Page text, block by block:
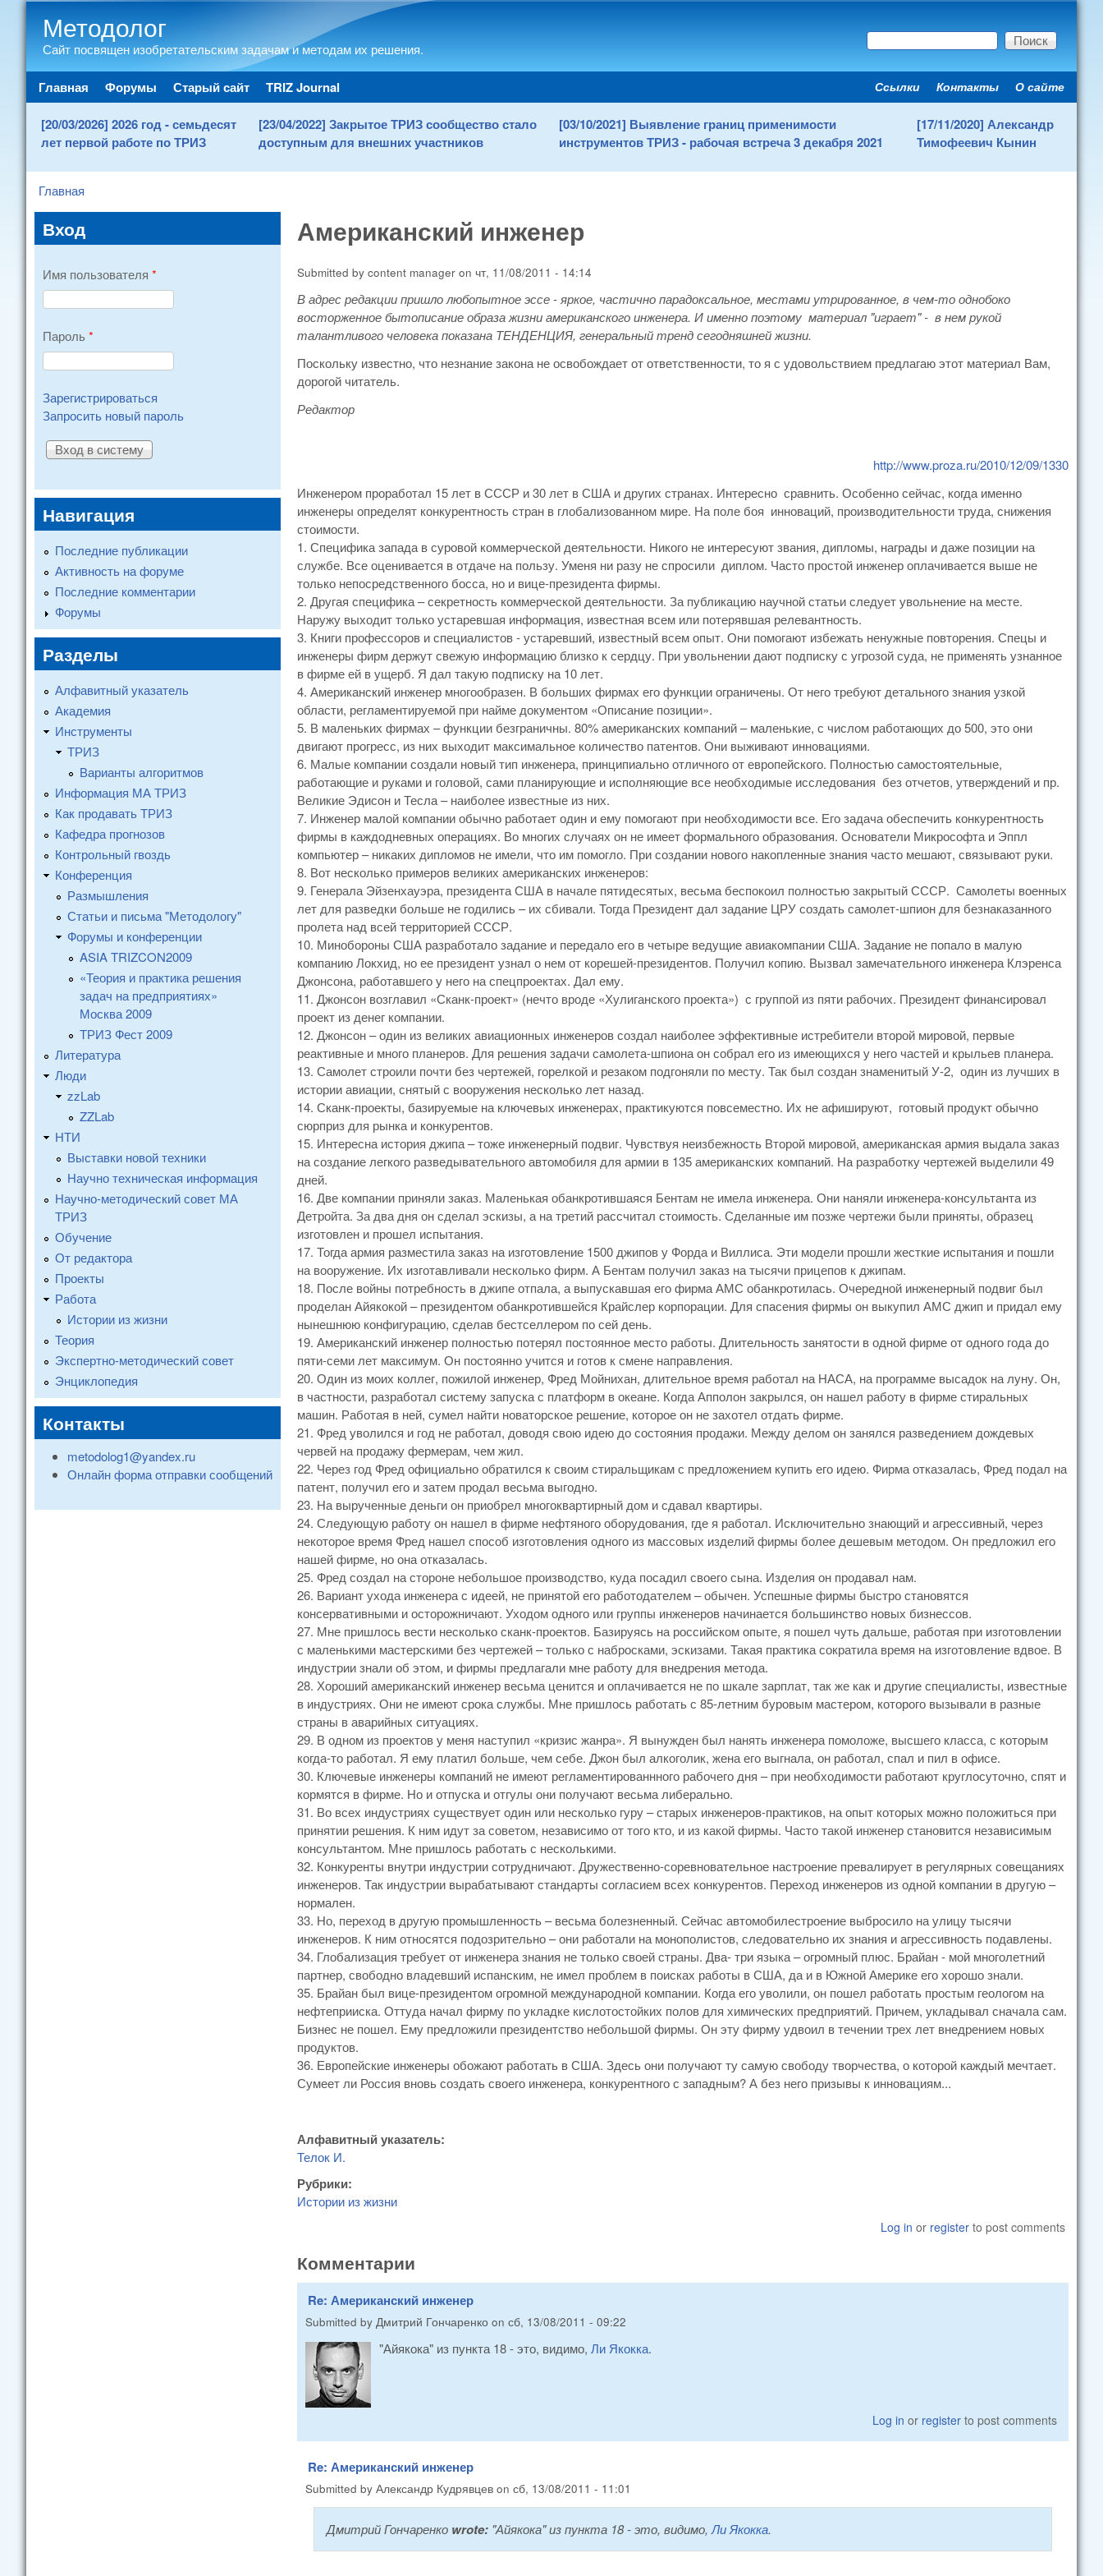
Методолог
Сайт посвящен изобретательским задачам и методам их решения. Форма поиска
Поиск
Main menu
Главная Форумы Старый сайт TRIZ Journal Secondary menu
Ссылки Контакты О сайте
[20/03/2026] 2026 год - семьдесят
лет первой работе по ТРИЗ
[23/04/2022] Закрытое ТРИЗ сообщество стало
доступным для внешних участников
[03/10/2021] Выявление границ применимости
инструментов ТРИЗ - рабочая встреча 3 декабря 2021
[17/11/2020] Александр
Тимофеевич Кынин
You are here
Главная
Американский инженер
Submitted by content manager on чт, 11/08/2011 - 14:14
В адрес редакции пришло любопытное эссе - яркое, частично парадоксальное, местами утрированное, в чем-то однобоко
восторженное бытописание образа жизни американского инженера. И именно поэтому материал "играет" - в нем рукой
талантливого человека показана ТЕНДЕНЦИЯ, генеральный тренд сегодняшней жизни.
Поскольку известно, что незнание закона не освобождает от ответственности, то я с удовольствием предлагаю этот материал Вам,
дорогой читатель.
Редактор
http://www.proza.ru/2010/12/09/1330
Инженером проработал 15 лет в СССР и 30 лет в США и других странах. Интересно сравнить. Особенно сейчас, когда именно
инженеры определят конкурентность стран в глобализованном мире. На поле боя инноваций, производительности труда, снижения
стоимости.
1. Специфика запада в суровой коммерческой деятельности. Никого не интересуют звания, дипломы, награды и даже позиции на
службе. Все оценивается в отдаче на пользу. Уменя ни разу не спросили диплом. Часто простой инженер оплачивается выше не
только непосредственного босса, но и вице-президента фирмы.
2. Другая специфика – секретность коммерческой деятельности. За публикацию научной статьи следует увольнение на месте.
Наружу выходит только устаревшая информация, известная всем или потерявшая релевантность.
3. Книги профессоров и специалистов - устаревший, известный всем опыт. Они помогают избежать ненужные повторения. Спецы и
инженеры фирм держут свежую информацию близко к сердцу. При увольнении дают подписку с угрозой суда, не применять узнанное
в фирме ей в ущерб. Я дал такую подписку на 10 лет.
4. Американский инженер многообразен. В больших фирмах его функции ограничены. От него требуют детального знания узкой
области, регламентируемой при найме документом «Описание позиции».
5. В маленьких фирмах – функции безграничны. 80% американских компаний – маленькие, с числом работающих до 500, это они
двигают прогресс, из них выходит максимальное количество патентов. Они выживают инновациями.
6. Малые компании создали новый тип инженера, принципиально отличного от европейского. Полностью самостоятельные,
работающие и руками и головой, сами планирующие и исполняющие все необходимые исследования без отчетов, утверждений и пр.
Великие Эдисон и Тесла – наиболее известные из них.
7. Инженер малой компании обычно работает один и ему помогают при необходимости все. Его задача обеспечить конкурентность
фирмы в каждодневных операциях. Во многих случаях он не имеет формального образования. Основатели Микрософта и Эппл
компьютер – никаких дипломов не имели, что им помогло. При создании нового накопленные знания часто мешают, связывают руки.
8. Вот несколько примеров великих американских инженеров:
9. Генерала Эйзенхауэра, президента США в начале пятидесятых, весьма беспокоил полностью закрытый СССР. Самолеты военных
лет для разведки больше не годились – их сбивали. Тогда Президент дал задание ЦРУ создать самолет-шпион для безнаказанного
пролета над всей территорией СССР.
10. Минобороны США разработало задание и передало его в четыре ведущие авиакомпании США. Задание не попало в малую
компанию Локхид, но ее президент узнал о нем от корешей-президентов. Получил копию. Вызвал замечательного инженера Клэренса
Джонсона, работавшего у него на спецпроектах. Дал ему.
11. Джонсон возглавил «Сканк-проект» (нечто вроде «Хулиганского проекта») с группой из пяти рабочих. Президент финансировал
проект из денег компании.
12. Джонсон – один из великих авиационных инженеров создал наиболее эффективные истребители второй мировой, первые
реактивные и много планеров. Для решения задачи самолета-шпиона он собрал его из имеющихся у него частей и крыльев планера.
13. Самолет строили почти без чертежей, горелкой и резаком подгоняли по месту. Так был создан знаменитый У-2, один из лучших в
истории авиации, снятый с вооружения несколько лет назад.
14. Сканк-проекты, базируемые на ключевых инженерах, практикуются повсеместно. Их не афишируют, готовый продукт обычно
сюрприз для рынка и конкурентов.
15. Интересна история джипа – тоже инженерный подвиг. Чувствуя неизбежность Второй мировой, американская армия выдала заказ
на создание легкого разведывательного автомобиля для армии в 135 американских компаний. На разработку чертежей выделили 49
дней.
16. Две компании приняли заказ. Маленькая обанкротившаяся Бентам не имела инженера. Они наняли инженера-консультанта из
Детройта. За два дня он сделал эскизы, а на третий рассчитал стоимость. Сделанные им позже чертежи были приняты, образец
изготовлен и прошел испытания.
17. Тогда армия разместила заказ на изготовление 1500 джипов у Форда и Виллиса. Эти модели прошли жесткие испытания и пошли
на вооружение. Их изготавливали несколько фирм. А Бентам получил заказ на тысячи прицепов к джипам.
18. После войны потребность в джипе отпала, а выпускавшая его фирма АМС обанкротилась. Очередной инженерный подвиг был
проделан Айякокой – президентом обанкротившейся Крайслер корпорации. Для спасения фирмы он выкупил АМС джип и придал ему
нынешнюю конфигурацию, сделав бестселлером по сей день.
19. Американский инженер полностью потерял постоянное место работы. Длительность занятости в одной фирме от одного года до
пяти-семи лет максимум. Он постоянно учится и готов к смене направления.
20. Один из моих коллег, пожилой инженер, Фред Мойнихан, длительное время работал на НАСА, на программе высадок на луну. Он,
в частности, разработал систему запуска с платформ в океане. Когда Апполон закрылся, он нашел работу в фирме стиральных
машин. Работая в ней, сумел найти новаторское решение, которое он не захотел отдать фирме.
21. Фред уволился и год не работал, доводя свою идею до состояния продажи. Между делом он занялся разведением дождевых
червей на продажу фермерам, чем жил.
22. Через год Фред официально обратился к своим стиральщикам с предложением купить его идею. Фирма отказалась, Фред подал на
патент, получил его и затем продал весьма выгодно.
23. На вырученные деньги он приобрел многоквартирный дом и сдавал квартиры.
24. Следующую работу он нашел в фирме нефтяного оборудования, где я работал. Исключительно знающий и агрессивный, через
некоторое время Фред нашел способ изготовления одного из массовых изделий фирмы более дешевым методом. Он предложил его
нашей фирме, но она отказалась.
25. Фред создал на стороне небольшое производство, куда посадил своего сына. Изделия он продавал нам.
26. Вариант ухода инженера с идеей, не принятой его работодателем – обычен. Успешные фирмы быстро становятся
консервативными и осторожничают. Уходом одного или группы инженеров начинается большинство новых бизнессов.
27. Мне пришлось вести несколько сканк-проектов. Базируясь на российском опыте, я пошел чуть дальше, работая при изготовлении
с маленькими мастерскими без чертежей – только с набросками, эскизами. Такая практика сократила время на изготовление вдвое. В
индустрии знали об этом, и фирмы предлагали мне работу для внедрения метода.
28. Хороший американский инженер весьма ценится и оплачивается не по шкале зарплат, так же как и другие специалисты, известные
в индустриях. Они не имеют срока службы. Мне пришлось работать с 85-летним буровым мастером, которого вызывали в разные
страны в аварийных ситуациях.
29. В одном из проектов у меня наступил «кризис жанра». Я вынужден был нанять инженера помоложе, высшего класса, с которым
когда-то работал. Я ему платил больше, чем себе. Джон был алкоголик, жена его выгнала, он работал, спал и пил в офисе.
30. Ключевые инженеры компаний не имеют регламентированнного рабочего дня – при необходимости работают круглосуточно, спят и
кормятся в фирме. Но и отпуска и отгулы они получают весьма либерально.
31. Во всех индустриях существует один или несколько гуру – старых инженеров-практиков, на опыт которых можно положиться при
принятии решения. К ним идут за советом, независимо от того кто, и из какой фирмы. Часто такой инженер становится независимым
консультантом. Мне пришлось работать с несколькими.
32. Конкуренты внутри индустрии сотрудничают. Дружественно-соревновательное настроение превалирует в регулярных совещаниях
инженеров. Так индустрии вырабатывают стандарты согласием всех конкурентов. Переход инженеров из одной компании в другую –
нормален.
33. Но, переход в другую промышленность – весьма болезненный. Сейчас автомобилестроение выбросило на улицу тысячи
инженеров. К ним относятся подозрительно – они работали на монополистов, следовательно их знания и агрессивность подавлены.
34. Глобализация требует от инженера знания не только своей страны. Два- три языка – огромный плюс. Брайан - мой многолетний
партнер, свободно владевший испанским, не имел проблем в поисках работы в США, да и в Южной Америке его хорошо знали.
35. Брайан был вице-президентом огромной международной компании. Когда его уволили, он пошел работать простым геологом на
нефтеприиска. Оттуда начал фирму по укладке кислотостойких полов для химических предприятий. Причем, укладывал сначала сам.
Бизнес не пошел. Ему предложили президентство небольшой фирмы. Он эту фирму удвоил в течении трех лет внедрением новых
продуктов.
36. Европейские инженеры обожают работать в США. Здесь они получают ту самую свободу творчества, о которой каждый мечтает.
Сумеет ли Россия вновь создать своего инженера, конкурентного с западным? А без него призывы к инновациям...
Алфавитный указатель:
Телок И.
Рубрики:
Истории из жизни
Log in or register to post comments
Комментарии
Re: Американский инженер
Submitted by Дмитрий Гончаренко on сб, 13/08/2011 - 09:22
"Айякока" из пункта 18 - это, видимо, Ли Якокка.
Log in or register to post comments
Re: Американский инженер
Submitted by Александр Кудрявцев on сб, 13/08/2011 - 11:01
Дмитрий Гончаренко wrote: "Айякока" из пункта 18 - это, видимо, Ли Якокка.
Вход
Имя пользователя *
Пароль *
Зарегистрироваться
Запросить новый пароль
Навигация
Последние публикации
Активность на форуме
Последние комментарии
Форумы
Разделы
Алфавитный указатель
Академия
Инструменты
ТРИЗ
Варианты алгоритмов
Информация МА ТРИЗ
Как продавать ТРИЗ
Кафедра прогнозов
Контрольный гвоздь
Конференция
Размышления
Статьи и письма "Методологу"
Форумы и конференции
ASIA TRIZCON2009
«Теория и практика решения
задач на предприятиях»
Москва 2009
ТРИЗ Фест 2009
Литература
Люди
zzLab
ZZLab
НТИ
Выставки новой техники
Научно техническая информация
Научно-методический совет МА
ТРИЗ
Обучение
От редактора
Проекты
Работа
Истории из жизни
Теория
Экспертно-методический совет
Энциклопедия
Контакты
metodolog1@yandex.ru
Онлайн форма отправки сообщений